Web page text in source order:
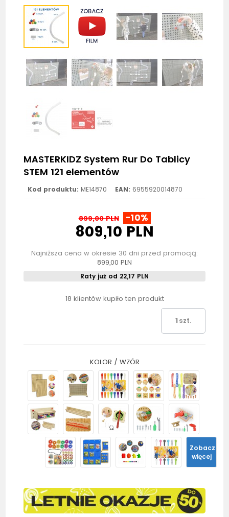
MASTERKIDZ System Rur Do Tablicy
STEM 121 elementów
Kod produktu: ME14870 EAN: 6955920014870
899,00 PLN -10%
809,10 PLN
Najniższa cena w okresie 30 dni przed promocją:
899,00 PLN
Raty już od 22,17 PLN
18 klientów kupiło ten produkt
szt.
KOLOR / WZÓR
Zobacz
więcej